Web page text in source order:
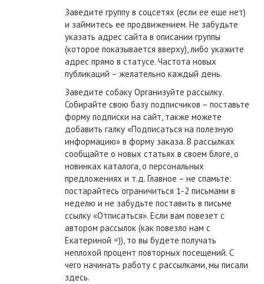
Заведите группу в соцсетях (если ее еще нет)
и займитесь ее продвижением. Не забудьте
указать адрес сайта в описании группы
(которое показывается вверху), либо укажите
адрес прямо в статусе. Частота новых
публикаций – желательно каждый день.
Заведите собаку Организуйте рассылку.
Собирайте свою базу подписчиков – поставьте
форму подписки на сайт, также можете
добавить галку «Подписаться на полезную
информацию» в форму заказа. В рассылках
сообщайте о новых статьях в своем блоге, о
новинках каталога, о персональных
предложениях и т.д. Главное – не спамьте:
постарайтесь ограничиться 1-2 письмами в
неделю и не забудьте поставить в письме
ссылку «Отписаться». Если вам повезет с
автором рассылок (как повезло нам с
Екатериной =)), то вы будете получать
неплохой процент повторных посещений. С
чего начинать работу с рассылками, мы писали
здесь.